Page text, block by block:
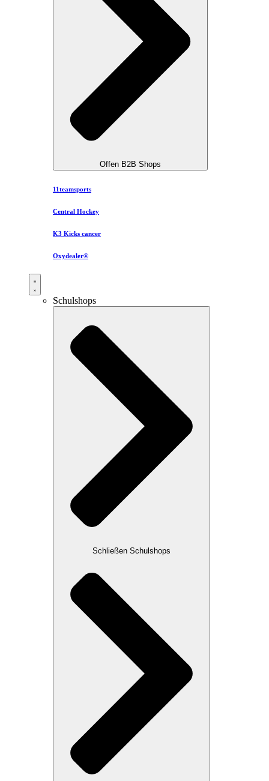
Offen B2B Shops
11teamsports
Central Hockey
K3 Kicks cancer
Oxydealer®
Schulshops
Schließen Schulshops